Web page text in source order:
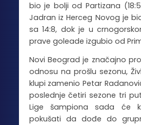
bio je bolji od Partizana
Jadran iz Herceg Novog je
sa 14:8, dok je u
prave goleade izgubio od
Novi Beograd je značajno
odnosu na prošlu sezonu,
klupi zamenio Petar
poslednje četiri sezone tri
Lige šampiona sada će
pokušati da dođe do